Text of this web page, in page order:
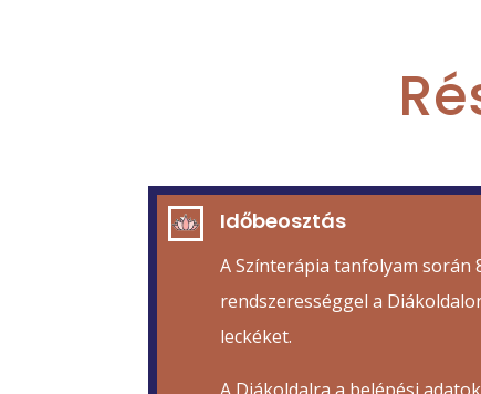
Időbeosztás
A Színterápia tanfolyam során
rendszerességgel a
leckéket.